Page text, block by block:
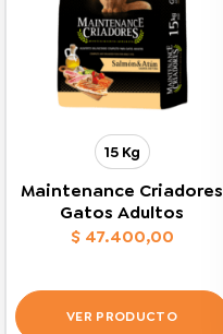
15 Kg
Maintenance Criadores
Gatos Adultos
$47.400,00
VER PRODUCTO